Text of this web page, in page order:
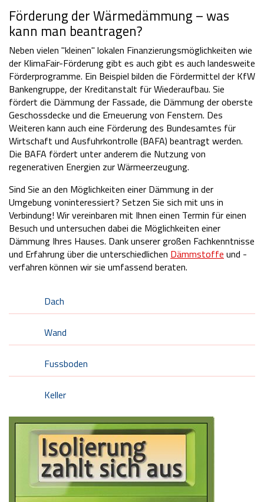
Förderung der Wärmedämmung – was
kann man beantragen?
Neben vielen "kleinen" lokalen Finanzierungsmöglichkeiten wie
der KlimaFair-Förderung gibt es auch gibt es auch landesweite
Förderprogramme. Ein Beispiel bilden die Fördermittel der KfW
Bankengruppe, der Kreditanstalt für Wiederaufbau. Sie
fördert die Dämmung der Fassade, die Dämmung der oberste
Geschossdecke und die Erneuerung von Fenstern. Des
Weiteren kann auch eine Förderung des Bundesamtes für
Wirtschaft und Ausfuhrkontrolle (BAFA) beantragt werden.
Die BAFA fördert unter anderem die Nutzung von
regenerativen Energien zur Wärmeerzeugung.
Sind Sie an den Möglichkeiten einer Dämmung in der
Umgebung voninteressiert? Setzen Sie sich mit uns in
Verbindung! Wir vereinbaren mit Ihnen einen Termin für einen
Besuch und untersuchen dabei die Möglichkeiten einer
Dämmung Ihres Hauses. Dank unserer großen Fachkenntnisse
und Erfahrung über die unterschiedlichen Dämmstoffe und -
verfahren können wir sie umfassend beraten.
Dach
Wand
Fussboden
Keller